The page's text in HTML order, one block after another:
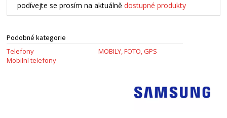
podívejte se prosím na aktuálnědostupné produkty
Podobné kategorie
Telefony
Mobilní telefony
MOBILY, FOTO, GPS